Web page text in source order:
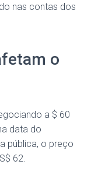
nas contas dos
o
a $ 60
data do
pública, o preço
62.